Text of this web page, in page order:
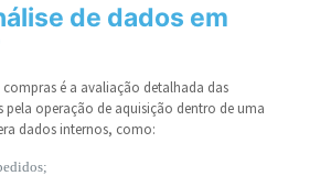
de dados em
compras é a avaliação detalhada das
pela operação de aquisição dentro de uma
dados internos, como: